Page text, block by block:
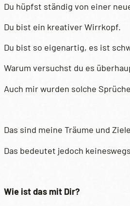
Du hüpfst ständig von einer
Du bist ein kreativer Wirrkopf.
Du bist so eigenartig, es ist
Warum versuchst du es
Auch mir wurden solche
Das sind meine Träume und
Das bedeutet jedoch
Wie ist das mit Dir?